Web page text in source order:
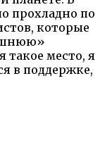
прохладно по
которые
такое место, я
в поддержке,